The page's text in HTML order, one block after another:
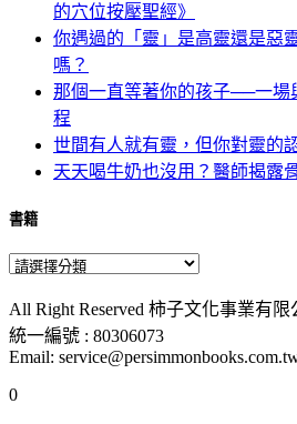
的穴位按壓聖經》
你遇過的「靈」是高靈還是惡
嗎？
那個一直等著你的孩子──一場
程
世間有人就有靈，但你對靈的
天天喝牛奶也沒用？醫師揭露
書籍
All Right Reserved 柿子文化事業有限
統一編號 : 80306073
Email:
0